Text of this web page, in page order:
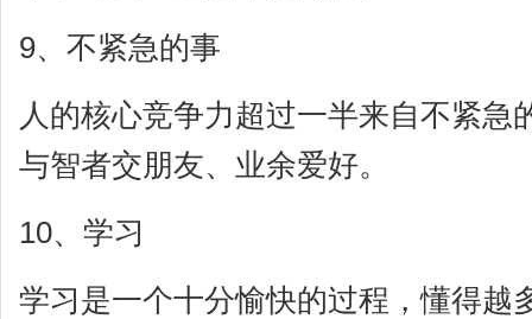
9、不紧急的事
人的核心竞争力超过一半来自不紧急
与智者交朋友、业余爱好。
10、学习
学习是一个十分愉快的过程，懂得越